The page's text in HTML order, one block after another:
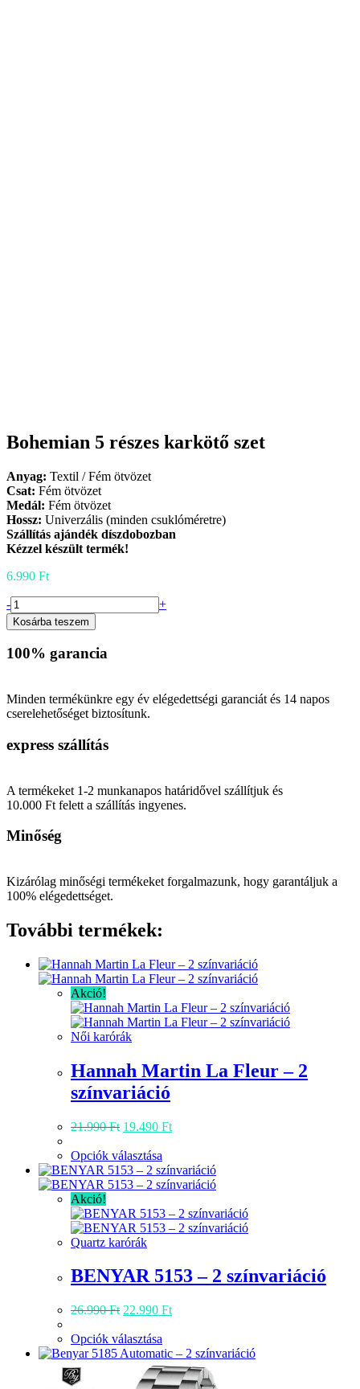
Bohemian 5 részes karkötő szet
Anyag: Textil / Fém ötvözet
Csat: Fém ötvözet
Medál: Fém ötvözet
Hossz: Univerzális (minden csuklóméretre)
Szállítás ajándék díszdobozban
Kézzel készült termék!
6.990 Ft
Bohemian
5
részes
karkötő
szet
- +
Kosárba teszem
100% garancia
Minden termékünkre egy év elégedettségi garanciát és 14 napos
cserelehetőséget biztosítunk.
express szállítás
A termékeket 1-2 munkanapos határidővel szállítjuk és
10.000 Ft felett a szállítás ingyenes.
Minőség
Kizárólag minőségi termékeket forgalmazunk, hogy garantáljuk a
100% elégedettséget.
További termékek:
Akció!
Női karórák
Hannah Martin La Fleur – 2
színvariáció
21.990Ft Original
was:
21.990 Ft.
19.490 FtCurrent
19.490 Ft.
Opciók választása
a
terméknek
variációja
van.
a
termékoldalon
ki
Akció!
Quartz karórák
BENYAR 5153 – 2 színvariáció
26.990Ft Original
was:
26.990 Ft.
22.990 FtCurrent
22.990 Ft.
Opciók választása
a
terméknek
több